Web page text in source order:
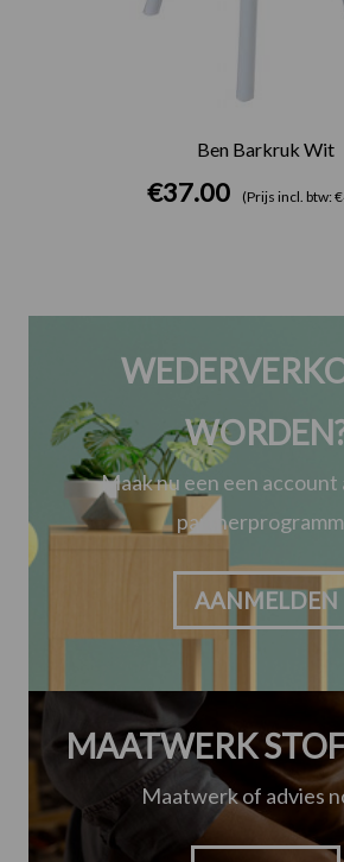
Ben Barkruk Wit
€37.00 (Prijs incl. btw:
Maak nu een een account
AANMELDEN
MAATWERK
Maatwerk of advies